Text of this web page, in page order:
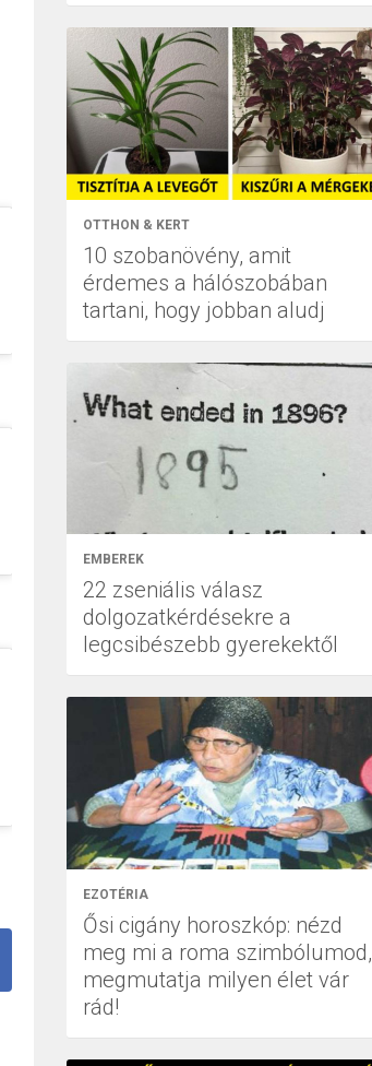
OTTHON & KERT
10 szobanövény, amit
érdemes a hálószobában
tartani, hogy jobban aludj
EMBEREK
22 zseniális válasz
dolgozatkérdésekre a
legcsibészebb gyerekektől
EZOTÉRIA
Ősi cigány horoszkóp: nézd
meg mi a roma szimbólumod,
megmutatja milyen élet vár
rád!